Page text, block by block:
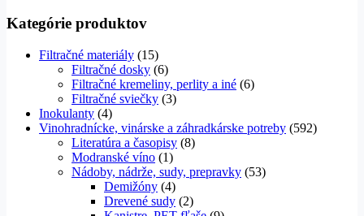
Kategórie produktov
Filtračné materiály (15)
Filtračné dosky (6)
Filtračné kremeliny, perlity a iné (6)
Filtračné sviečky (3)
Inokulanty (4)
Vinohradnícke, vinárske a záhradkárske potreby (592)
Literatúra a časopisy (8)
Modranské víno (1)
Nádoby, nádrže, sudy, prepravky (53)
Demižóny (4)
Drevené sudy (2)